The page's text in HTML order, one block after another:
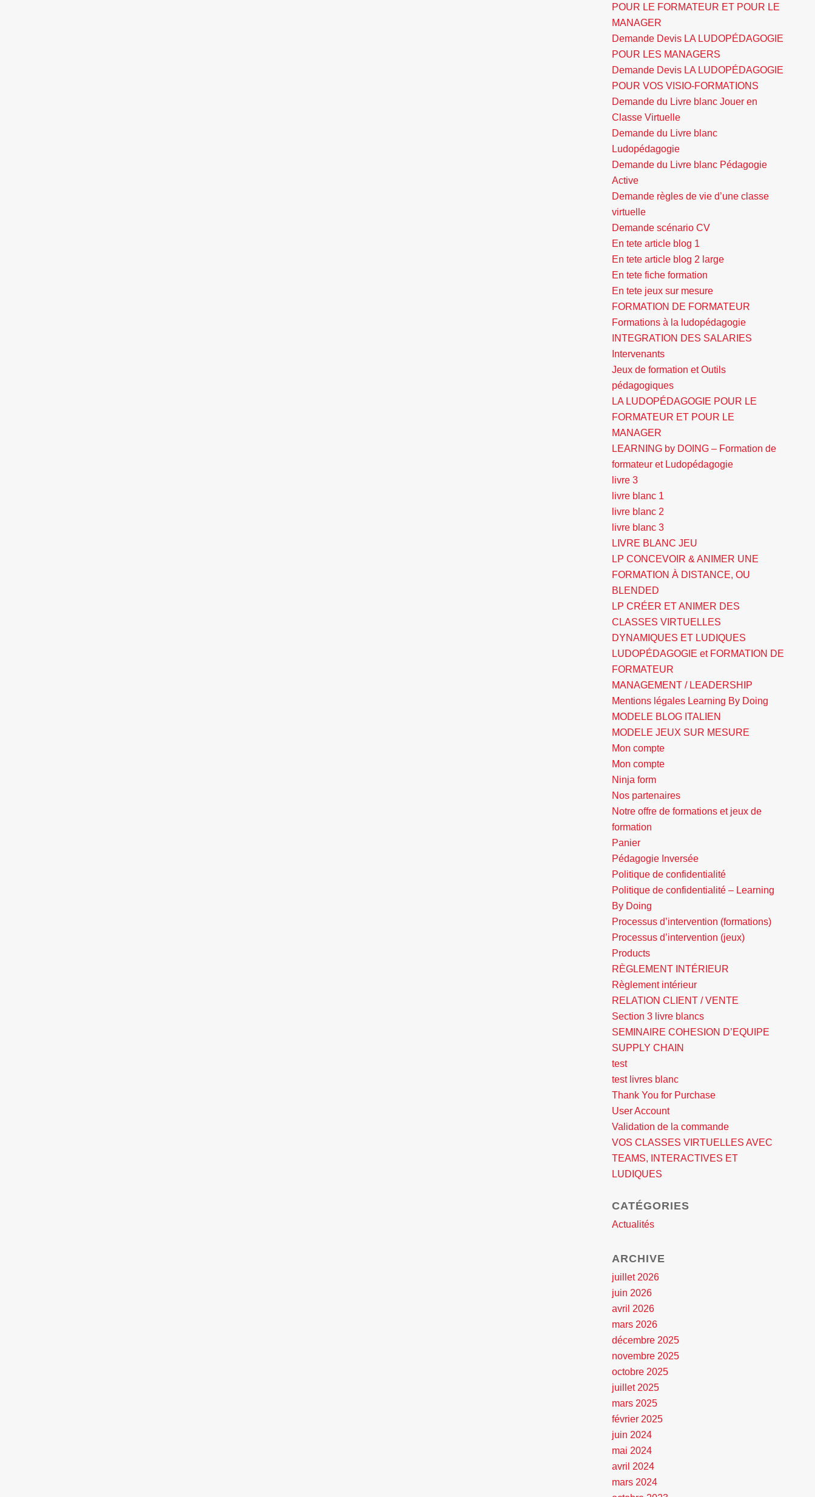
POUR LE FORMATEUR ET POUR LE
MANAGER
Demande Devis LA LUDOPÉDAGOGIE
POUR LES MANAGERS
Demande Devis LA LUDOPÉDAGOGIE
POUR VOS VISIO-FORMATIONS
Demande du Livre blanc Jouer en
Classe Virtuelle
Demande du Livre blanc
Ludopédagogie
Demande du Livre blanc Pédagogie
Active
Demande règles de vie d’une classe
virtuelle
Demande scénario CV
En tete article blog 1
En tete article blog 2 large
En tete fiche formation
En tete jeux sur mesure
FORMATION DE FORMATEUR
Formations à la ludopédagogie
INTEGRATION DES SALARIES
Intervenants
Jeux de formation et Outils
pédagogiques
LA LUDOPÉDAGOGIE POUR LE
FORMATEUR ET POUR LE
MANAGER
LEARNING by DOING – Formation de
formateur et Ludopédagogie
livre 3
livre blanc 1
livre blanc 2
livre blanc 3
LIVRE BLANC JEU
LP CONCEVOIR & ANIMER UNE
FORMATION À DISTANCE, OU
BLENDED
LP CRÉER ET ANIMER DES
CLASSES VIRTUELLES
DYNAMIQUES ET LUDIQUES
LUDOPÉDAGOGIE et FORMATION DE
FORMATEUR
MANAGEMENT / LEADERSHIP
Mentions légales Learning By Doing
MODELE BLOG ITALIEN
MODELE JEUX SUR MESURE
Mon compte
Mon compte
Ninja form
Nos partenaires
Notre offre de formations et jeux de
formation
Panier
Pédagogie Inversée
Politique de confidentialité
Politique de confidentialité – Learning
By Doing
Processus d’intervention (formations)
Processus d’intervention (jeux)
Products
RÈGLEMENT INTÉRIEUR
Règlement intérieur
RELATION CLIENT / VENTE
Section 3 livre blancs
SEMINAIRE COHESION D’EQUIPE
SUPPLY CHAIN
test
test livres blanc
Thank You for Purchase
User Account
Validation de la commande
VOS CLASSES VIRTUELLES AVEC
TEAMS, INTERACTIVES ET
LUDIQUES
CATÉGORIES
Actualités
ARCHIVE
juillet 2026
juin 2026
avril 2026
mars 2026
décembre 2025
novembre 2025
octobre 2025
juillet 2025
mars 2025
février 2025
juin 2024
mai 2024
avril 2024
mars 2024